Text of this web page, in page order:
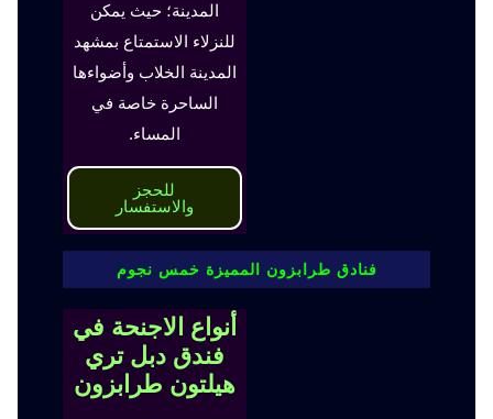
المدينة؛ حيث يمكن
للنزلاء الاستمتاع بمشهد
المدينة الخلاب وأضواءها
الساحرة خاصة في
المساء.
للحجز
والاستفسار
فنادق طرابزون المميزة خمس نجوم
أنواع الاجنحة في
فندق دبل تري
هيلتون طرابزون